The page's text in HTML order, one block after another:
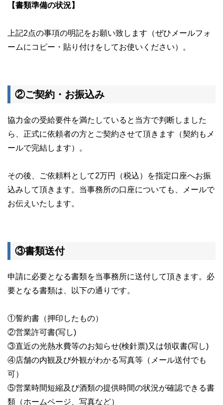
【書類準備の状況】
上記2点の事項の明記をお願い致します（ぜひメールフォ
ームにコピー・貼り付けをしてお使いください）。
②ご契約・お振込み
協力金の受給要件を満たしていると当方で判断しました
ら、正式に依頼者の方とご契約させて頂きます（契約もメ
ールで完結します）。
その後、ご依頼料として2万円（税込）を指定口座へお振
込みして頂きます。当事務所の口座についても、メールで
お伝えいたします。
③書類送付
申請に必要となる書類を当事務所に送付して頂きます。必
要となる書類は、以下の通りです。
①誓約書（押印したもの）
②営業許可書(写し)
③直近の光熱水費等のお知らせ(検針票)又は領収書(写し)
④店舗の内観及び外観がわかる写真等（メール送付でも
可）
⑤営業時間短縮及び酒類の提供時間の状況が確認できる書
類（ホームページ、写真など）